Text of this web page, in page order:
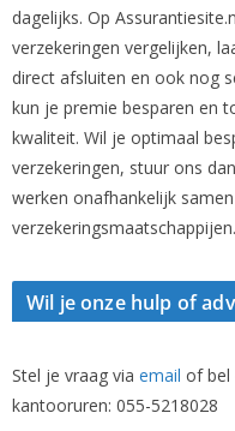
dagelijks. Op
verzekeringen vergelijken,
direct afsluiten en ook nog
kun je premie besparen en
kwaliteit. Wil je optimaal
verzekeringen, stuur ons
werken onafhankelijk
verzekeringsmaatschappijen.
Wil je onze hulp of
Stel je vraag via email of bel
kantooruren: 055-5218028